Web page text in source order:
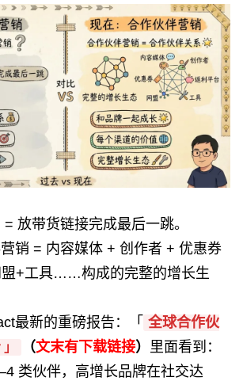
放带货链接完成最后一跳。
销 = 内容媒体 + 创作者 + 优惠券
盟+工具……构成的完整的增长生
最新的重磅报告：「 全球合作伙
」 （文末有下载链接） 里面看到：
类伙伴，高增长品牌在社交达